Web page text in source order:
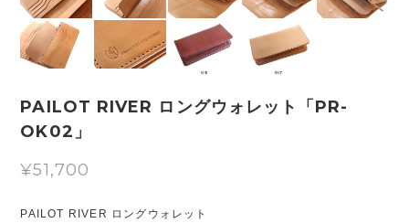
PAILOT RIVER ロングウォレット「PR-
OK02」
¥51,700
PAILOT RIVER ロングウォレット